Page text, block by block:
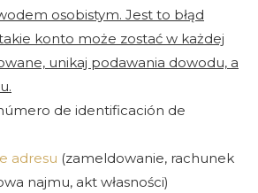
osobistym. Jest to błąd
konto może zostać w każdej
unikaj podawania dowodu, a
de identificación de
adresu (zameldowanie, rachunek
najmu, akt własności)